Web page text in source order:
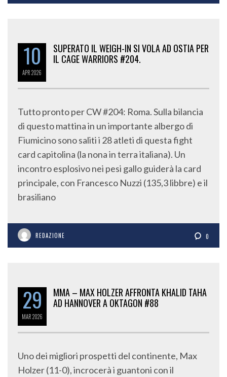
10
APR2026
SUPERATO IL WEIGH-IN SI VOLA AD OSTIA PER
IL CAGE WARRIORS #204.
Tutto pronto per CW #204: Roma. Sulla bilancia
di questo mattina in un importante albergo di
Fiumicino sono saliti i 28 atleti di questa fight
card capitolina (la nona in terra italiana). Un
incontro esplosivo nei pesi gallo guiderà la card
principale, con Francesco Nuzzi (135,3 libbre) e il
brasiliano
REDAZIONE 0
29
MAR2026
MMA – MAX HOLZER AFFRONTA KHALID TAHA
AD HANNOVER A OKTAGON #88
Uno dei migliori prospetti del continente, Max
Holzer (11-0), incrocerà i guantoni con il